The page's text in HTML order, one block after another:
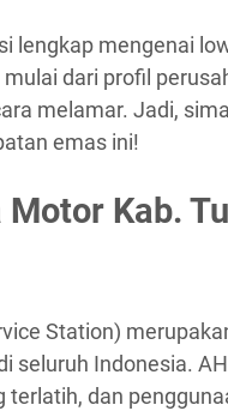
lengkap mengenai
dari profil
melamar. Jadi,
emas ini!
Kab.
Station)
seluruh Indonesia.
dan